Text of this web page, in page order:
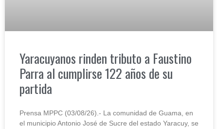
Yaracuyanos rinden tributo a Faustino
Parra al cumplirse 122 años de su
partida
Prensa MPPC (03/08/26).- La comunidad de Guama, en
el municipio Antonio José de Sucre del estado Yaracuy, se